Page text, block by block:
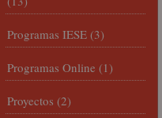
Programas IESE (3)
Programas Online (1)
Proyectos (2)